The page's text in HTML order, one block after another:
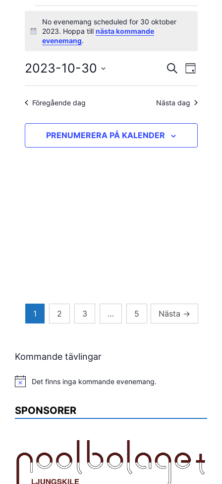
Evenemang
för
30
oktober
2023
Notis
No evenemang scheduled for 30 oktober
2023. Hoppa till nästa kommande
evenemang.
Search
and
Views
SÖK DAG
2023-10-30
Välj
Föregående dag Nästa dag
PRENUMERERA PÅ KALENDER
Sidnumrering
1 2 3 … 5 Nästa →
Kommande tävlingar
Notis Det finns inga kommande evenemang.
SPONSORER